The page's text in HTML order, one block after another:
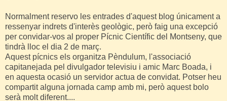
Normalment reservo les entrades d'aquest blog únicament a
ressenyar indrets d'interès geològic, però faig una excepció
per convidar-vos al proper Pícnic Científic del Montseny, que
tindrà lloc el dia 2 de març.
Aquest pícnics els organitza Pèndulum, l'associació
capitanejada pel divulgador televisiu i amic Marc Boada, i
en aquesta ocasió un servidor actua de convidat. Potser heu
compartit alguna jornada camp amb mi, però aquest bolo
serà molt diferent....